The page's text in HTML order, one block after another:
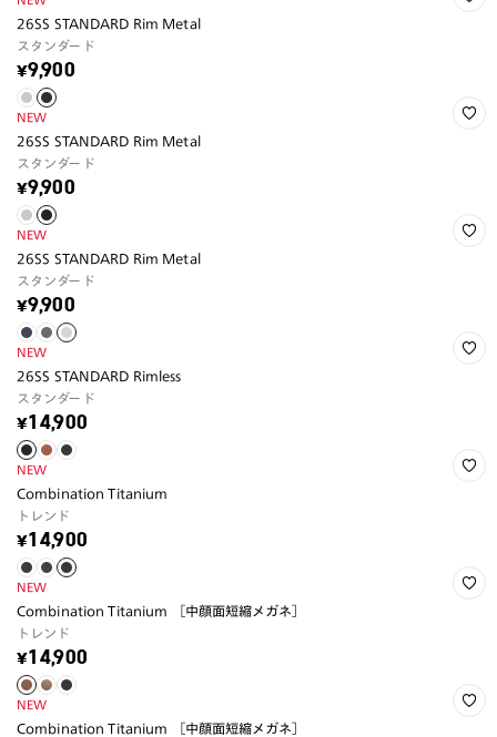
26SS STANDARD Rim Metal
スタンダード
¥9,900
NEW
26SS STANDARD Rim Metal
スタンダード
¥9,900
NEW
26SS STANDARD Rim Metal
スタンダード
¥9,900
NEW
26SS STANDARD Rimless
スタンダード
¥14,900
NEW
Combination Titanium
トレンド
¥14,900
NEW
Combination Titanium ［中顔面短縮メガネ］
トレンド
¥14,900
NEW
Combination Titanium ［中顔面短縮メガネ］